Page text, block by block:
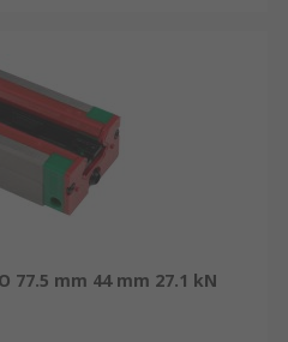
77.5 mm 44 mm 27.1 kN